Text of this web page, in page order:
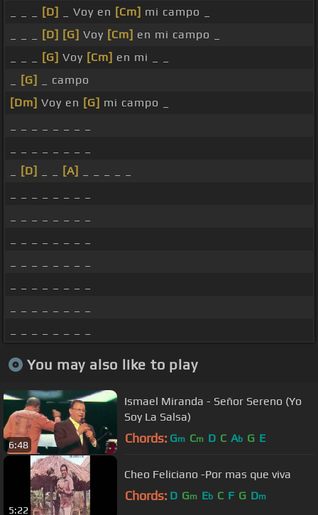
[D] _ Voy en [Cm] mi campo _
[D] [G] Voy [Cm] en mi campo _
[G] Voy [Cm] en mi _ _
[G]
_ campo
[Dm] Voy en [G] mi campo _
[D] [A]
You may also like to play
6:48
Ismael Miranda - Señor Sereno (Yo
Soy La Salsa)
Chords: Gm Cm D C Ab G E
5:22
Cheo Feliciano -Por mas que viva
Chords: D Gm Eb C F G Dm